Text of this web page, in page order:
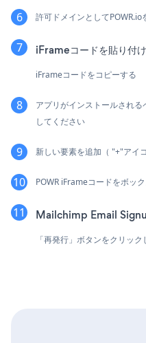
許可ドメインとしてPOWR.io
iFrameコードを貼り付
iFrameコードをコピーする
アプリがインストールされ
してください
新しい要素を追加（ "+"アイ
POWR iFrameコードをボッ
Mailchimp Email
「再発行」ボタンをクリック